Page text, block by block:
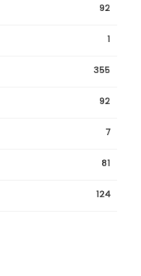
92
1
355
92
7
81
124